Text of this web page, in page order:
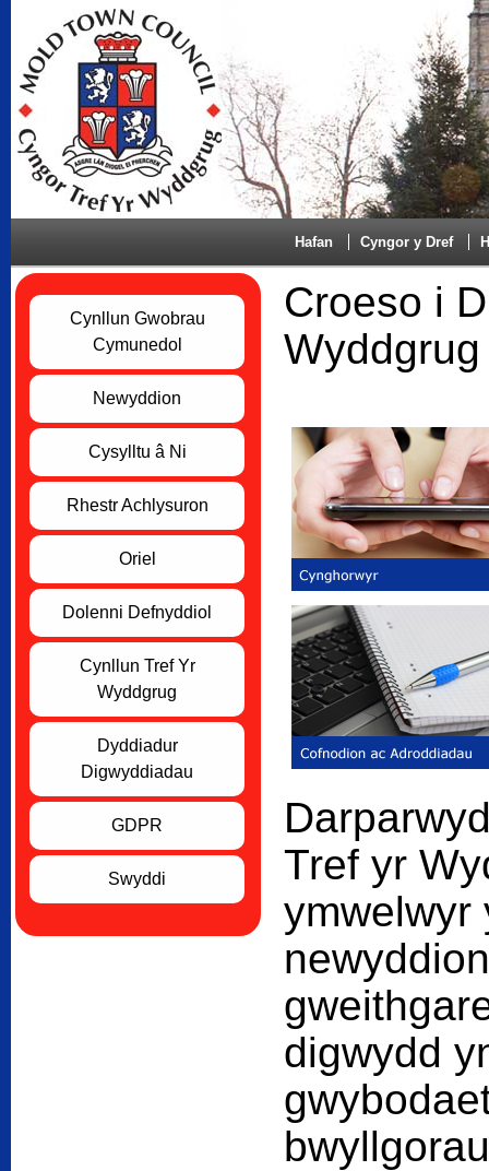
Hafan Cyngor y Dref
Cynllun Gwobrau
Cymunedol
Newyddion
Cysylltu â Ni
Rhestr Achlysuron
Oriel
Dolenni Defnyddiol
Cynllun Tref Yr
Wyddgrug
Dyddiadur
Digwyddiadau
GDPR
Swyddi
Croeso i
Tref yr
ymwelwyr
digwydd